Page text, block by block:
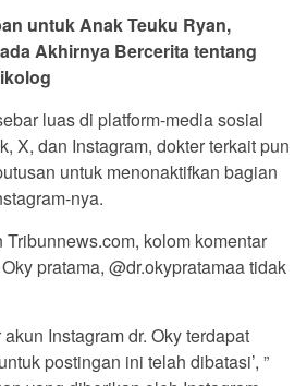
untuk Anak Teuku Ryan,
Akhirnya Bercerita tentang
luas di platform-media sosial
X, dan Instagram, dokter terkait pun
untuk menonaktifkan bagian
nya.
kolom komentar
pratama, @dr.okypratamaa tidak
Instagram dr. Oky terdapat
postingan ini telah dibatasi’, ”